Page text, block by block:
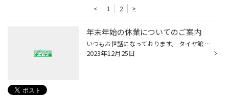
< 1 2 >
年末年始の休業についてのご案内
いつもお世話になっております。 タイヤ館 奥田店では下記の日程で冬季休業とさせていただきます。 年内の営業は本日が最終日となります。 皆さまにはご迷惑をお掛け致しますが、何卒ご了承のほどよろしくお願い致します。 ☆お知らせ☆ ～話題の洗車グッズ♪アダムスポリッシュ置いてます！～ ！！！...
2023年12月25日